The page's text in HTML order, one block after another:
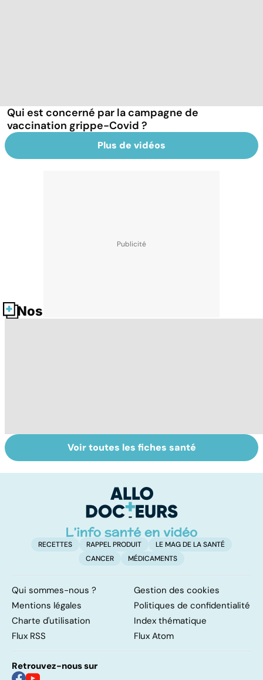
Qui est concerné par la campagne de
vaccination grippe-Covid ?
Plus de vidéos
Nos fiches santé
Tout savoir sur
les infections
Covid-19 : tout
savoir sur la
Voir toutes les fiches santé
RECETTES RAPPEL PRODUIT
LE MAG DE LA SANTÉ
CANCER
MÉDICAMENTS
Qui sommes-nous ?
Gestion des cookies
Mentions légales
Politiques de confidentialité
Charte d'utilisation
Index thématique
Flux RSS
Flux Atom
Retrouvez-nous sur